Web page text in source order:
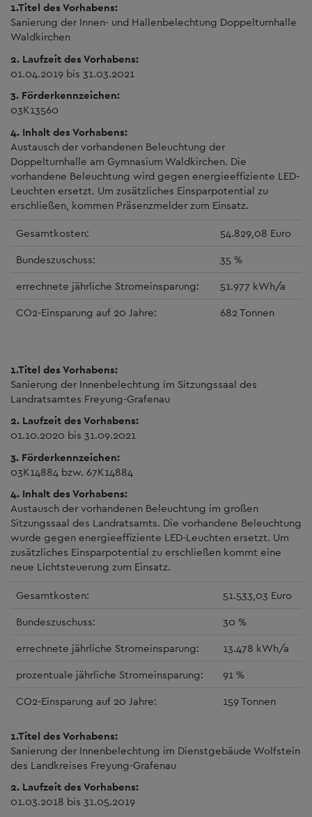
1.Titel des Vorhabens:
Sanierung der Innen- und Hallenbelechtung Doppelturnhalle
Waldkirchen
2. Laufzeit des Vorhabens:
01.04.2019 bis 31.03.2021
3. Förderkennzeichen:
03K13560
4. Inhalt des Vorhabens:
Austausch der vorhandenen Beleuchtung der
Doppelturnhalle am Gymnasium Waldkirchen. Die
vorhandene Beleuchtung wird gegen energieeffiziente LED-
Leuchten ersetzt. Um zusätzliches Einsparpotential zu
erschließen, kommen Präsenzmelder zum Einsatz.
Gesamtkosten:
54.829,08 Euro
Bundeszuschuss:
35 %
errechnete jährliche Stromeinsparung:
51.977 kWh/a
CO2-Einsparung auf 20 Jahre:
682 Tonnen
1.Titel des Vorhabens:
Sanierung der Innenbelechtung im Sitzungssaal des
Landratsamtes Freyung-Grafenau
2. Laufzeit des Vorhabens:
01.10.2020 bis 31.09.2021
3. Förderkennzeichen:
03K14884 bzw. 67K14884
4. Inhalt des Vorhabens:
Austausch der vorhandenen Beleuchtung im großen
Sitzungssaal des Landratsamts. Die vorhandene Beleuchtung
wurde gegen energieeffiziente LED-Leuchten ersetzt. Um
zusätzliches Einsparpotential zu erschließen kommt eine
neue Lichtsteuerung zum Einsatz.
Gesamtkosten:
51.533,03 Euro
Bundeszuschuss:
30 %
errechnete jährliche Stromeinsparung:
13.478 kWh/a
prozentuale jährliche Stromeinsparung:
91 %
CO2-Einsparung auf 20 Jahre:
159 Tonnen
1.Titel des Vorhabens:
Sanierung der Innenbelechtung im Dienstgebäude Wolfstein
des Landkreises Freyung-Grafenau
2. Laufzeit des Vorhabens:
01.03.2018 bis 31.05.2019